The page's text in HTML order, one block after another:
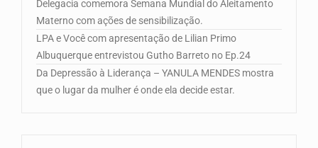
Delegacia comemora Semana Mundial do Aleitamento
Materno com ações de sensibilização.
LPA e Você com apresentação de Lilian Primo
Albuquerque entrevistou Gutho Barreto no Ep.24
Da Depressão à Liderança – YANULA MENDES mostra
que o lugar da mulher é onde ela decide estar.